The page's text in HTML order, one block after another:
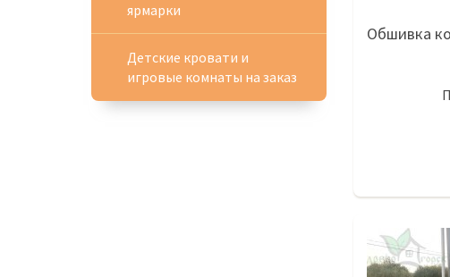
Обшивка
ярмарки
Детские кровати и
игровые комнаты на заказ